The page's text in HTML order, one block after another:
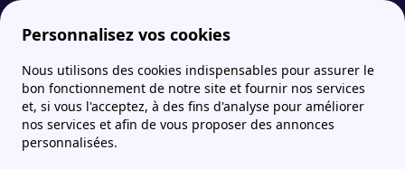
Personnalisez vos cookies
Nous utilisons des cookies indispensables pour assurer le
bon fonctionnement de notre site et fournir nos services
et, si vous l'acceptez, à des fins d'analyse pour améliorer
nos services et afin de vous proposer des annonces
personnalisées.
Fournisseur-Energie More Devis EDF : comment obtenir une estimation pour 2025 ? Devis EDF pro